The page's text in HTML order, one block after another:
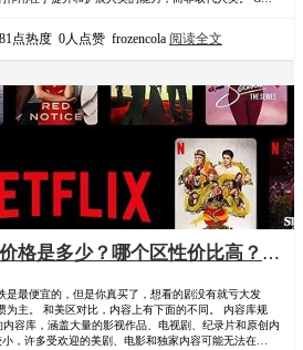
点热度 0人点赞 frozencola 阅读全文
格是多少？哪个区性价比高？家
是最便宜的，但是你真买了，想看的剧没有就亏大发
为主。 和美区对比，内容上有下面的不同。 内容库规
容库，涵盖大量的影视作品、电视剧、纪录片和原创内
，许多受欢迎的美剧、电影和独家内容可能无法在巴基